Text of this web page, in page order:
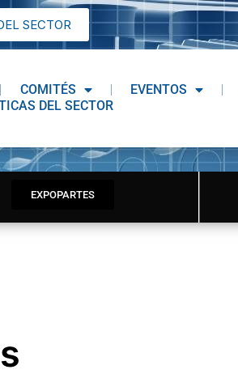
SECTOR
COMITÉS EVENTOS
DEL SECTOR
EXPOPARTES